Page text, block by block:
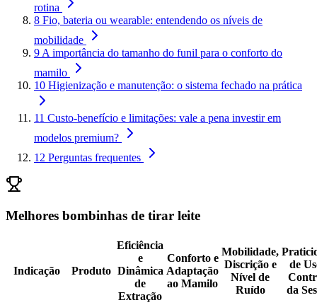
rotina
8 Fio, bateria ou wearable: entendendo os níveis de
mobilidade
9 A importância do tamanho do funil para o conforto do
mamilo
10 Higienização e manutenção: o sistema fechado na prática
11 Custo-benefício e limitações: vale a pena investir em
modelos premium?
12 Perguntas frequentes
Melhores bombinhas de tirar leite
Indicação Produto
Eficiência
e
Dinâmica
de
Extração
Conforto e
Adaptação
ao Mamilo
Mobilidade,
Discrição e
Nível de
Ruído
de
da